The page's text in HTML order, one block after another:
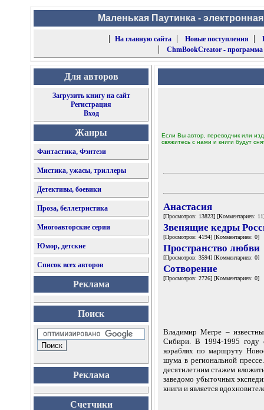
Маленькая Паутинка -
|
На главную сайта| Новые поступления |
| ChmBookCreator -
Для авторов
Загрузить книгу на сайт
Регистрация
Вход
Жанры
Фантастика, Фэнтези
Мистика, ужасы, триллеры
Детективы, боевики
Проза, беллетристика
Многоавторские серии
Юмор, детские
Список всех авторов
Реклама
Поиск
Реклама
Счетчики
Если Вы автор, переводчик или
свяжитесь с нами и книги будут
Анастасия
[Просмотров: 13823] [Комментариев:
Звенящие кедры
[Просмотров: 4194] [Комментариев: 0]
Пространство любви
[Просмотров: 3594] [Комментариев: 0]
Сотворение
[Просмотров: 2726] [Комментариев: 0]
Владимир Мегре –
Сибири. В 1994-1995 году
кораблях по маршруту
шума в региональной
десятилетним стажем
заведомо убыточных
книги и является